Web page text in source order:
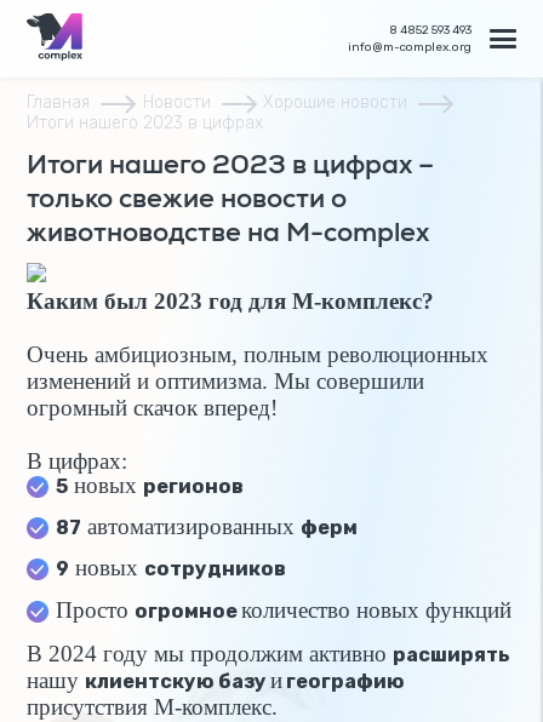
8 4852 593 493
info@m-complex.org
Главная Новости
Хорошие новости
Итоги нашего 2023 в цифрах
Итоги нашего 2023 в цифрах –
только свежие новости о
животноводстве на M-complex
Каким был 2023 год для М-комплекс?
Очень амбициозным, полным революционных
изменений и оптимизма. Мы совершили
огромный скачок вперед!
В цифрах:
5 новых регионов
87 автоматизированных ферм
9 новых сотрудников
Просто огромноеколичество новых функций
В 2024 году мы продолжим активно расширять
нашу клиентскую базуи географию
присутствия М-комплекс.